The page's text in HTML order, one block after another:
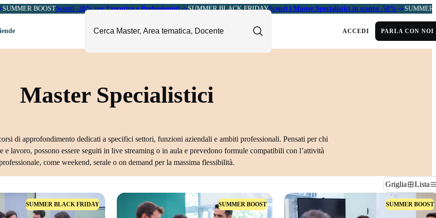
SUMMER BOOSTSconti -20% per Executive e Professionisti SUMMER BLACK FRIDAYScopri i Master Specialistici in sconto -50% SUMMER
Sales e Export
e Pharma
Amministrazione
Ambiente
Fashion e Luxury
Arte, Cultura e Sport
Giornalismo
Il Sole 24 ORE Professionale
ACCEDI PARLA CON NOI
Master Specialistici
di approfondimento dedicati a specifici settori, funzioni aziendali e ambiti professionali. Pensati per chi
e lavoro, possono essere seguiti in live streaming o in aula e prevedono formule compatibili con l’attività
come weekend, serale o on demand per la massima flessibilità.
Griglia Lista
SUMMER BLACK FRIDAY SUMMER BOOST SUMMER BOOST